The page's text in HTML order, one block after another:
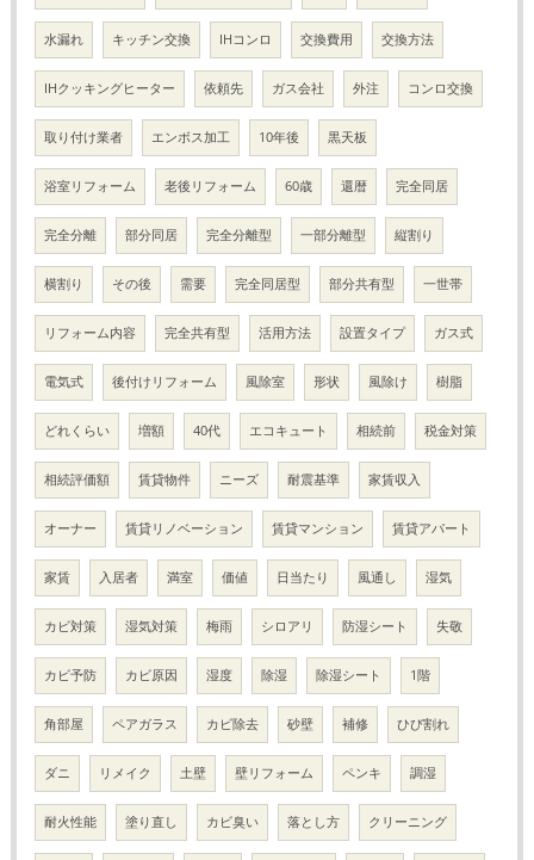
水漏れ キッチン交換 IHコンロ 交換費用 交換方法
IHクッキングヒーター 依頼先 ガス会社 外注 コンロ交換
取り付け業者 エンボス加工 10年後 黒天板
浴室リフォーム 老後リフォーム 60歳 還暦 完全同居
完全分離 部分同居 完全分離型 一部分離型 縦割り
横割り その後 需要 完全同居型 部分共有型 一世帯
リフォーム内容 完全共有型 活用方法 設置タイプ ガス式
電気式 後付けリフォーム 風除室 形状 風除け 樹脂
どれくらい 増額 40代 エコキュート 相続前 税金対策
相続評価額 賃貸物件 ニーズ 耐震基準 家賃収入
オーナー 賃貸リノベーション 賃貸マンション 賃貸アパート
家賃 入居者 満室 価値 日当たり 風通し 湿気
カビ対策 湿気対策 梅雨 シロアリ 防湿シート 失敬
カビ予防 カビ原因 湿度 除湿 除湿シート 1階
角部屋 ペアガラス カビ除去 砂壁 補修 ひび割れ
ダニ リメイク 土壁 壁リフォーム ペンキ 調湿
耐火性能 塗り直し カビ臭い 落とし方 クリーニング